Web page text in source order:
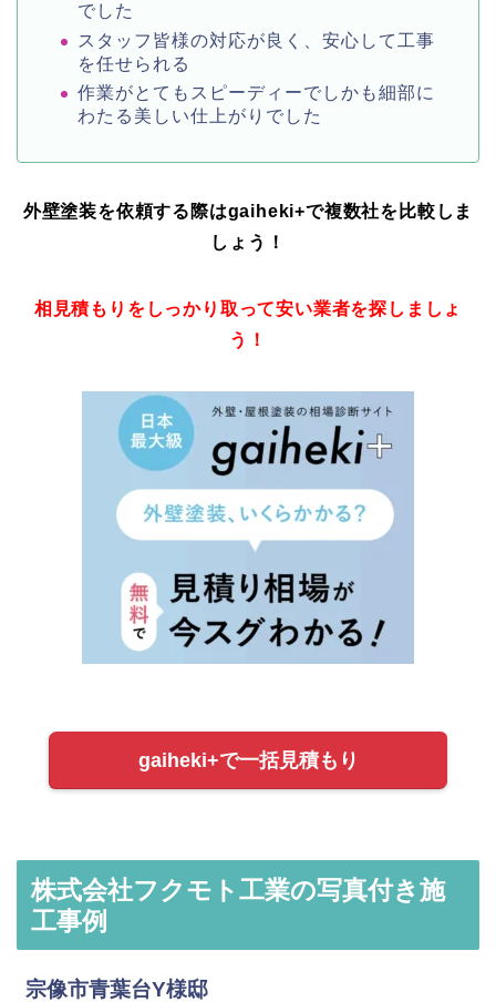
でした
スタッフ皆様の対応が良く、安心して工事
を任せられる
作業がとてもスピーディーでしかも細部に
わたる美しい仕上がりでした
外壁塗装を依頼する際はgaiheki+で複数社を比較しま
しょう！
相見積もりをしっかり取って安い業者を探しましょ
う！
gaiheki+で一括見積もり
株式会社フクモト工業の写真付き施
工事例
宗像市青葉台Y様邸